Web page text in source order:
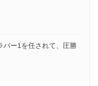
バー1を任されて、圧勝